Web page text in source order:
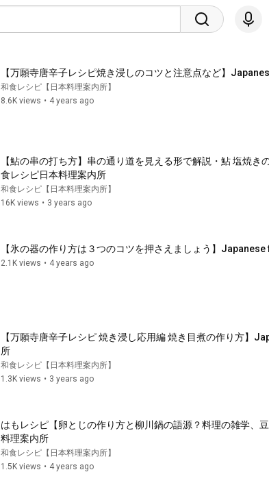
【万願寺唐辛子レシピ焼き浸しのコツと注意点など】
和食レシピ【日本料理案内所】
8.6K views • 4 years ago
【鮎の串の打ち方】串の通り道を見える形で解説・鮎 塩焼
食レシピ日本料理案内所
和食レシピ【日本料理案内所】
16K views • 3 years ago
【氷の器の作り方は３つのコツを押さえましょう】
2.1K views • 4 years ago
【万願寺唐辛子レシピ 焼き浸し応用編 焼き目煮の作り方】
所
和食レシピ【日本料理案内所】
1.3K views • 3 years ago
はもレシピ【卵とじの作り方と柳川鍋の語源？料理の雑学
料理案内所
和食レシピ【日本料理案内所】
1.5K views • 4 years ago